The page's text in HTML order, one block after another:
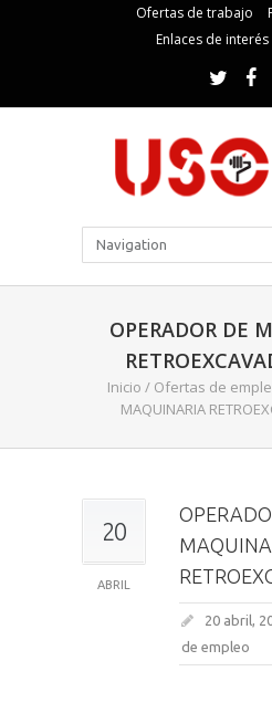
Ofertas de trabajo
Enlaces de interés
OPERADOR DE
Inicio / Ofertas de
MAQUINARIA
20
ABRIL
20 abril,
de empleo